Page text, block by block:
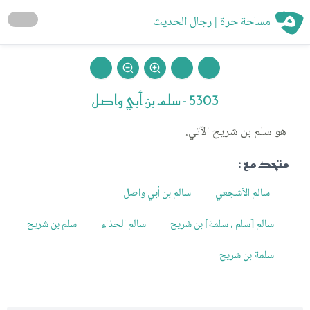
مساحة حرة | رجال الحديث
5303 - سلم بن أبي واصل
هو سلم بن شريح الآتي.
متحد مع :
سالم الأشجعي
سالم بن أبي واصل
سالم [سلم ، سلمة] بن شريح
سالم الحذاء
سلم بن شريح
سلمة بن شريح